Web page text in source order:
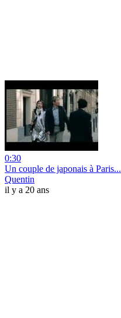
0:30
Un couple de japonais à Paris...
Quentin
il y a 20 ans